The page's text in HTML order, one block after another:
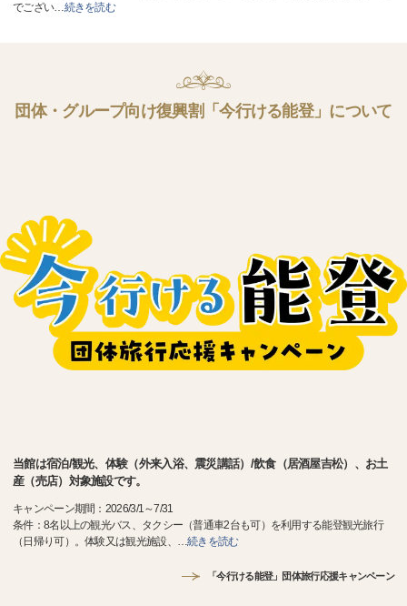
でござい…続きを読む
団体・グループ向け復興割「今行ける能登」について
当館は宿泊/観光、体験（外来入浴、震災講話）/飲食（居酒屋吉松）、お土
産（売店）対象施設です。
キャンペーン期間：2026/3/1～7/31
条件：8名以上の観光バス、タクシー（普通車2台も可）を利用する能登観光旅行
（日帰り可）。体験又は観光施設、 …続きを読む
「今行ける能登」団体旅行応援キャンペーン